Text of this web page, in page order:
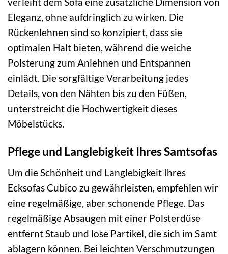
Eleganz, ohne aufdringlich zu wirken. Die
Rückenlehnen sind so konzipiert, dass sie
optimalen Halt bieten, während die weiche
Polsterung zum Anlehnen und Entspannen
einlädt. Die sorgfältige Verarbeitung jedes
Details, von den Nähten bis zu den Füßen,
unterstreicht die Hochwertigkeit dieses
Möbelstücks.
Pflege und Langlebigkeit Ihres Samtsofas
Um die Schönheit und Langlebigkeit Ihres
Ecksofas Cubico zu gewährleisten, empfehlen wir
eine regelmäßige, aber schonende Pflege. Das
regelmäßige Absaugen mit einer Polsterdüse
entfernt Staub und lose Partikel, die sich im Samt
ablagern können. Bei leichten Verschmutzungen